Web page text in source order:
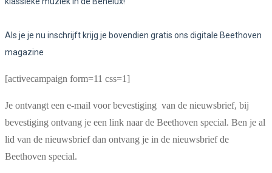
Als je je nu inschrijft krijg je bovendien gratis ons digitale Beethoven
magazine
[activecampaign form=11 css=1]
Je ontvangt een e-mail voor bevestiging van de nieuwsbrief, bij
bevestiging ontvang je een link naar de Beethoven special. Ben je al
lid van de nieuwsbrief dan ontvang je in de nieuwsbrief de
Beethoven special.